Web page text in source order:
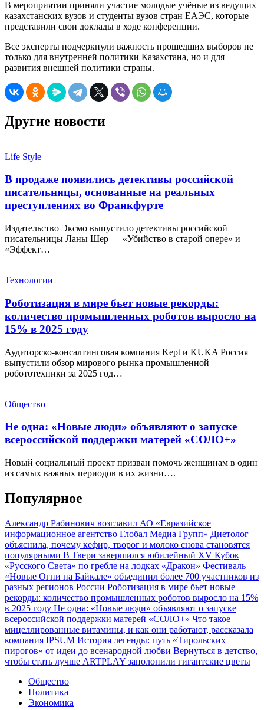
В мероприятии приняли участие молодые учёные из ведущих
казахстанских вузов и студенты вузов стран ЕАЭС, которые
представили свои доклады в ходе конференции.
Все эксперты подчеркнули важность прошедших выборов не
только для внутренней политики Казахстана, но и для
развития внешней политики страны.
Другие новости
Life Style
В продаже появились детективы российской
писательницы, основанные на реальных
преступлениях во Франкфурте
Издательство Эксмо выпустило детективы российской
писательницы Ланы Шер — «Убийство в старой опере» и
«Эффект…
Технологии
Роботизация в мире бьет новые рекорды:
количество промышленных роботов выросло на
15% в 2025 году
Аудиторско-консалтинговая компания Kept и KUKA Россия
выпустили обзор мирового рынка промышленной
робототехники за 2025 год…
Общество
Не одна: «Новые люди» объявляют о запуске
всероссийской поддержки матерей «СОЛО+»
Новый социальный проект призван помочь женщинам в один
из самых важных периодов в их жизни….
Популярное
Александр Рабинович возглавил АО «Евразийское
информационное агентство Глобал Медиа Групп» Диетолог
объяснила, почему кефир, творог и молоко снова становятся
популярными В Твери завершился юбилейный XV Кубок
«Русского Света» по гребле на лодках «Дракон» Фестиваль
«Новые Огни на Байкале» объединил более 700 участников из
разных регионов России Роботизация в мире бьет новые
рекорды: количество промышленных роботов выросло на 15%
в 2025 году Не одна: «Новые люди» объявляют о запуске
всероссийской поддержки матерей «СОЛО+» Что такое
мицеллированные витамины, и как они работают, рассказала
компания IPSUM История легенды: путь «Тирольских
пирогов» от идеи до всенародной любви Вернуться в детство,
чтобы стать лучше ARTPLAY заполонили гигантские цветы
Общество
Политика
Экономика